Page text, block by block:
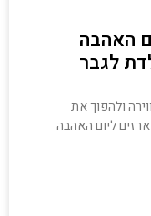
האהבה
לגבר
ולהפוך את
ליום האהבה